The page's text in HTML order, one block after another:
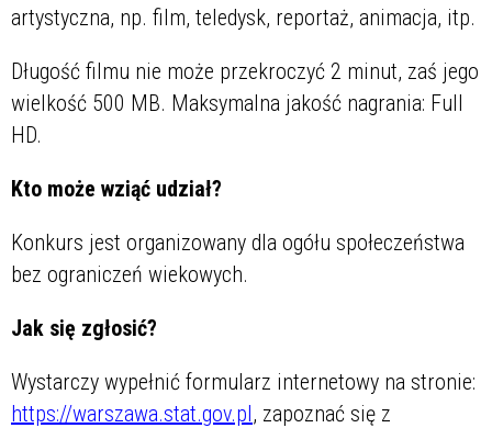
artystyczna, np. film, teledysk, reportaż, animacja, itp.
Długość filmu nie może przekroczyć 2 minut, zaś jego
wielkość 500 MB. Maksymalna jakość nagrania: Full
HD.
Kto może wziąć udział?
Konkurs jest organizowany dla ogółu społeczeństwa
bez ograniczeń wiekowych.
Jak się zgłosić?
Wystarczy wypełnić formularz internetowy na stronie:
https://warszawa.stat.gov.pl, zapoznać się z